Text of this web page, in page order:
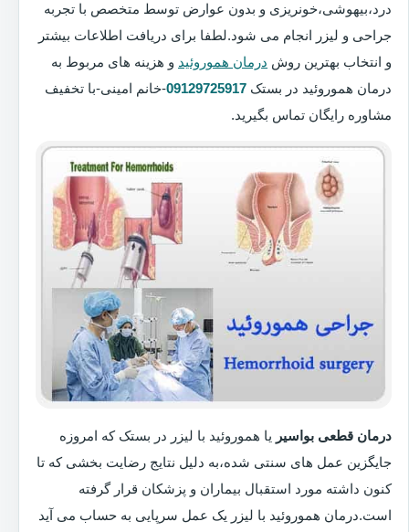
درد،بیهوشی،خونریزی و بدون عوارض توسط متخصص با تجربه
جراحی و لیزر انجام می شود.لطفا برای دریافت اطلاعات بیشتر
و انتخاب بهترین روش درمان هموروئید و هزینه های مربوط به
درمان هموروئید در بستک 09129725917-خانم امینی-با تخفیف
مشاوره رایگان تماس بگیرید.
درمان قطعی بواسیر یا هموروئید با لیزر در بستک که امروزه
جایگزین عمل های سنتی شده،به دلیل نتایج رضایت بخشی که تا
کنون داشته مورد استقبال بیماران و پزشکان قرار گرفته
است.درمان هموروئید با لیزر یک عمل سرپایی به حساب می آید